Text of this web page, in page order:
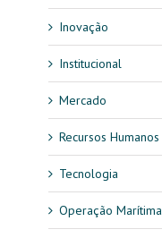
Inovação
Institucional
Mercado
Recursos Humanos
Tecnologia
Operação Marítima